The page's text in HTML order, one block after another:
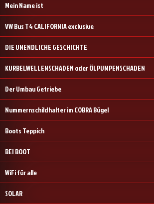
Mein Name ist
VW Bus T4 CALIFORNIA exclusive
DIE UNENDLICHE GESCHICHTE
KURBELWELLENSCHADEN oder ÖLPUMPENSCHADEN
Der Umbau Getriebe
Nummernschildhalter im COBRA Bügel
Boots Teppich
BEI BOOT
WiFi für alle
SOLAR